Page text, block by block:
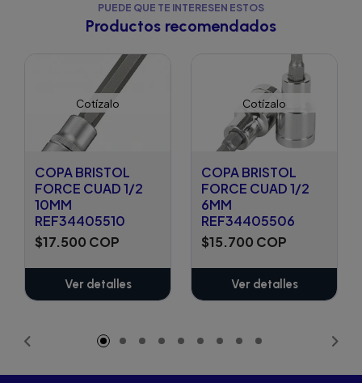
PUEDE QUE TE INTERESEN ESTOS
Productos recomendados
Cotízalo
COPA BRISTOL
FORCE CUAD 1/2
10MM
REF34405510
$17.500 COP
Ver detalles
Cotízalo
COPA BRISTOL
FORCE CUAD 1/2
6MM
REF34405506
$15.700 COP
Ver detalles